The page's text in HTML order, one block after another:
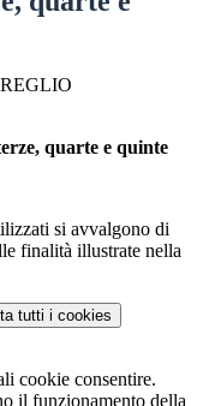
quarte e quinte
si avvalgono di
finalità illustrate nella
tutti i cookies
cookie consentire.
il funzionamento della